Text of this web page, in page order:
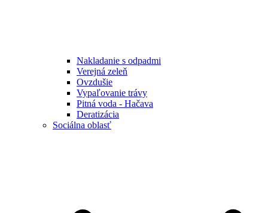
Nakladanie s odpadmi
Verejná zeleň
Ovzdušie
Vypaľovanie trávy
Pitná voda - Hačava
Deratizácia
Sociálna oblasť